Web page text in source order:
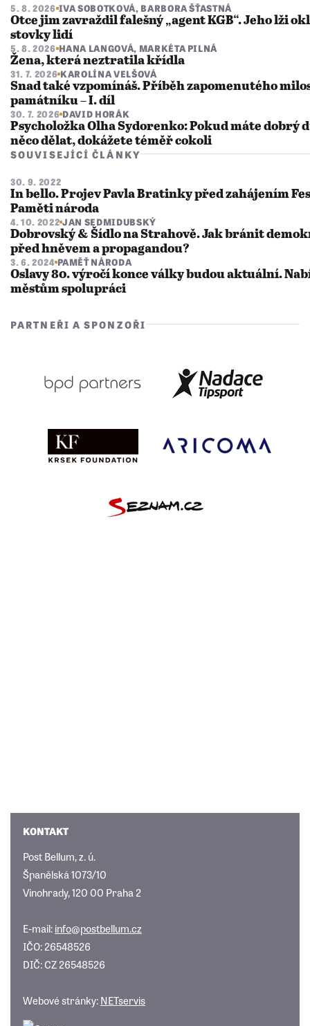
5. 8. 2026 IVA SOBOTKOVÁ, BARBORA ŠŤASTNÁ
Otce jim zavraždil falešný „agent KGB“. Jeho lži
stovky lidí
5. 8. 2026 HANA LANGOVÁ, MARKÉTA PILNÁ
Žena, která neztratila křídla
31. 7. 2026 KAROLÍNA VELŠOVÁ
Snad také vzpomínáš. Příběh zapomenutého
památníku – I. díl
30. 7. 2026 DAVID HORÁK
Psycholožka Olha Sydorenko: Pokud máte dobrý
něco dělat, dokážete téměř cokoli
SOUVISEJÍCÍ ČLÁNKY
30. 9. 2022
In bello. Projev Pavla Bratinky před zahájením
Paměti národa
4. 10. 2022 JAN SEDMIDUBSKÝ
Dobrovský & Šídlo na Strahově. Jak bránit
před hněvem a propagandou?
3. 6. 2024 PAMĚŤ NÁRODA
Oslavy 80. výročí konce války budou aktuální.
městům spolupráci
PARTNEŘI A SPONZOŘI
KONTAKT
Post Bellum, z. ú.
Španělská 1073/10
Vinohrady, 120 00 Praha 2
E-mail:info@postbellum.cz
IČO: 26548526
DIČ: CZ 26548526
Webové stránky:NETservis